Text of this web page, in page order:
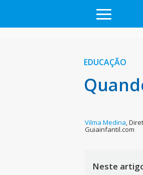
EDUCAÇÃO
Vilma Medina,
Guiainfantil.com
Neste